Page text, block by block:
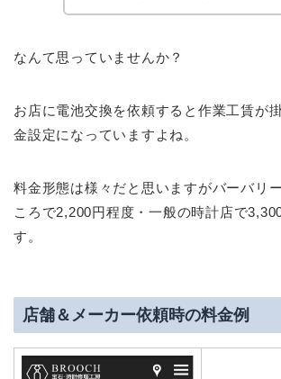
なんて思っていませんか？
お店に電池交換を依頼すると作業工賃が
金設定になっていますよね。
料金形態は様々だと思いますがバーバリ
ころで2,200円程度・一般の時計店で
す。
店舗＆メーカー依頼時の料金例